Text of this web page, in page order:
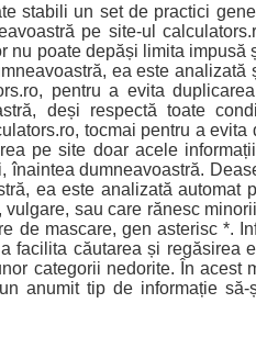
stabili un set de practici
pe site-ul
poate depăși limita impusă
ea este analizată
pentru a evita
deși respectă toate
tocmai pentru a evita
pe site doar acele
dumneavoastră.
ea este analizată automat
sau care rănesc
de mascare, gen asterisc *.
facilita căutarea și regăsirea
categorii nedorite. În acest
anumit tip de informație să-